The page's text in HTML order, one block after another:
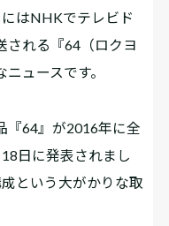
はNHKでテレビド
される『64（ロクヨ
ュースです。
64』が2016年に全
日に発表されまし
という大がかりな取